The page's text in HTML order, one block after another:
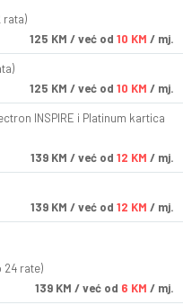
rata)
125 KM / već od 10 KM / mj.
125 KM / već od 10 KM / mj.
INSPIRE i Platinum kartica
139 KM / već od 12 KM / mj.
139 KM / već od 12 KM / mj.
24 rate)
139 KM / već od 6 KM / mj.